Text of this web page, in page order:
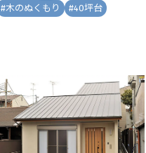
#木のぬくもり #40坪台